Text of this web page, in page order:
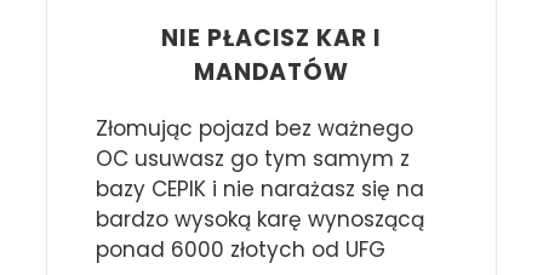
NIE PŁACISZ KAR I
MANDATÓW
Złomując pojazd bez ważnego
OC usuwasz go tym samym z
bazy CEPIK i nie narażasz się na
bardzo wysoką karę wynoszącą
ponad 6000 złotych od UFG